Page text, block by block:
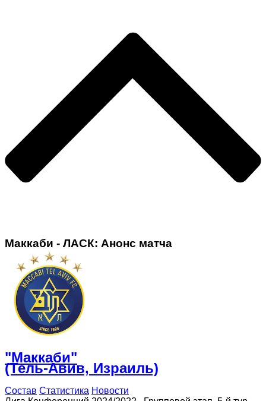
Маккаби - ЛАСК: Анонс матча
"Маккаби"
(Тель-Авив, Израиль)
Состав Статистика Новости